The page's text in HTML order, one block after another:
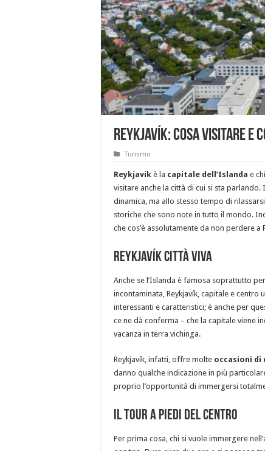
Reykjavík: cosa visitare e
Turismo
Reykjavík è la capitale dell’Islanda e
visitare anche la città di cui si sta
dinamica, ma allo stesso tempo di
storiche che sono note in tutto il mondo.
che cos’è assolutamente da non perdere a
Reykjavík città viva
Anche se l’Islanda è famosa soprattutto
incontaminata, Reykjavík, capitale e centro
interessanti e caratteristici; è anche per
ce ne dà conferma – che la capitale viene
vacanza in terra vichinga.
Reykjavík, infatti, offre molte occasioni
danno qualche indicazione in più
proprio l’opportunità di immergersi
Il tour a piedi del centro
Per prima cosa, chi si vuole immergere